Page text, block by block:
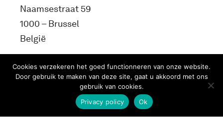
Naamsestraat 59
1000 – Brussel
België
info@bma.brussels
Cookies verzekeren het goed functionneren van onze website.
Door gebruik te maken van deze site, gaat u akkoord met ons
gebruik van cookies.
Ok
Privacy policy